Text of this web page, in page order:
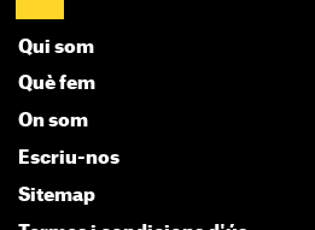
Qui som
Què fem
On som
Escriu-nos
Sitemap